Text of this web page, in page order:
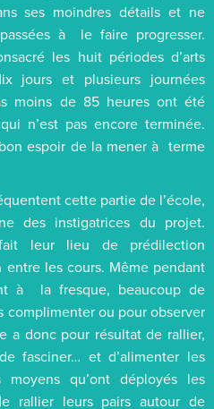
ses moindres détails et ne
à le faire progresser.
les huit périodes d’arts
jours et plusieurs journées
moins de 85 heures ont été
n’est pas encore terminée.
espoir de la mener à terme
cette partie de l’école,
des instigatrices du projet.
leur lieu de prédilection
entre les cours. Même pendant
à la fresque, beaucoup de
complimenter ou pour observer
a donc pour résultat de rallier,
fasciner… et d’alimenter les
moyens qu’ont déployés les
rallier leurs pairs autour de